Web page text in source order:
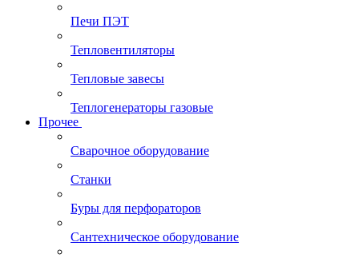
Печи ПЭТ
Тепловентиляторы
Тепловые завесы
Теплогенераторы газовые
Прочее
Сварочное оборудование
Станки
Буры для перфораторов
Сантехническое оборудование